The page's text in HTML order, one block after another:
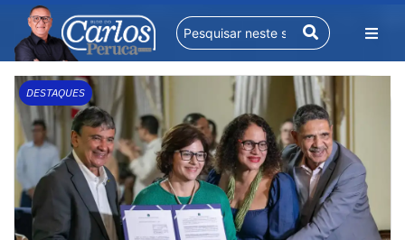
DESTAQUES